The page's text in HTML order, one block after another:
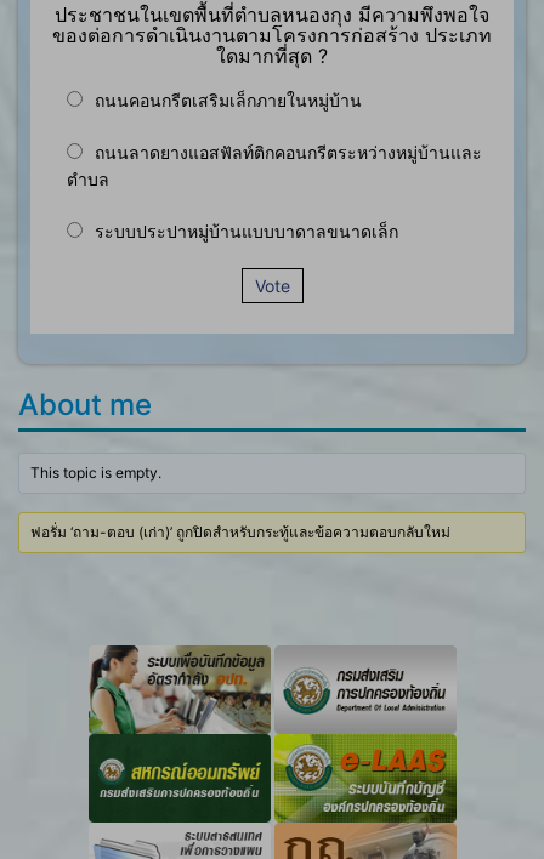
ประชาชนในเขตพื้นที่ตำบลหนองกุง มีความพึงพอใจ
ของต่อการดำเนินงานตามโครงการก่อสร้าง ประเภท
ใดมากที่สุด ?
ถนนคอนกรีตเสริมเล็กภายในหมู่บ้าน
ถนนลาดยางแอสฟัลท์ติกคอนกรีตระหว่างหมู่บ้านและ
ตำบล
ระบบประปาหมู่บ้านแบบบาดาลขนาดเล็ก
Vote
About me
This topic is empty.
ฟอรั่ม ‘ถาม-ตอบ (เก่า)’ ถูกปิดสำหรับกระทู้และข้อความตอบกลับใหม่